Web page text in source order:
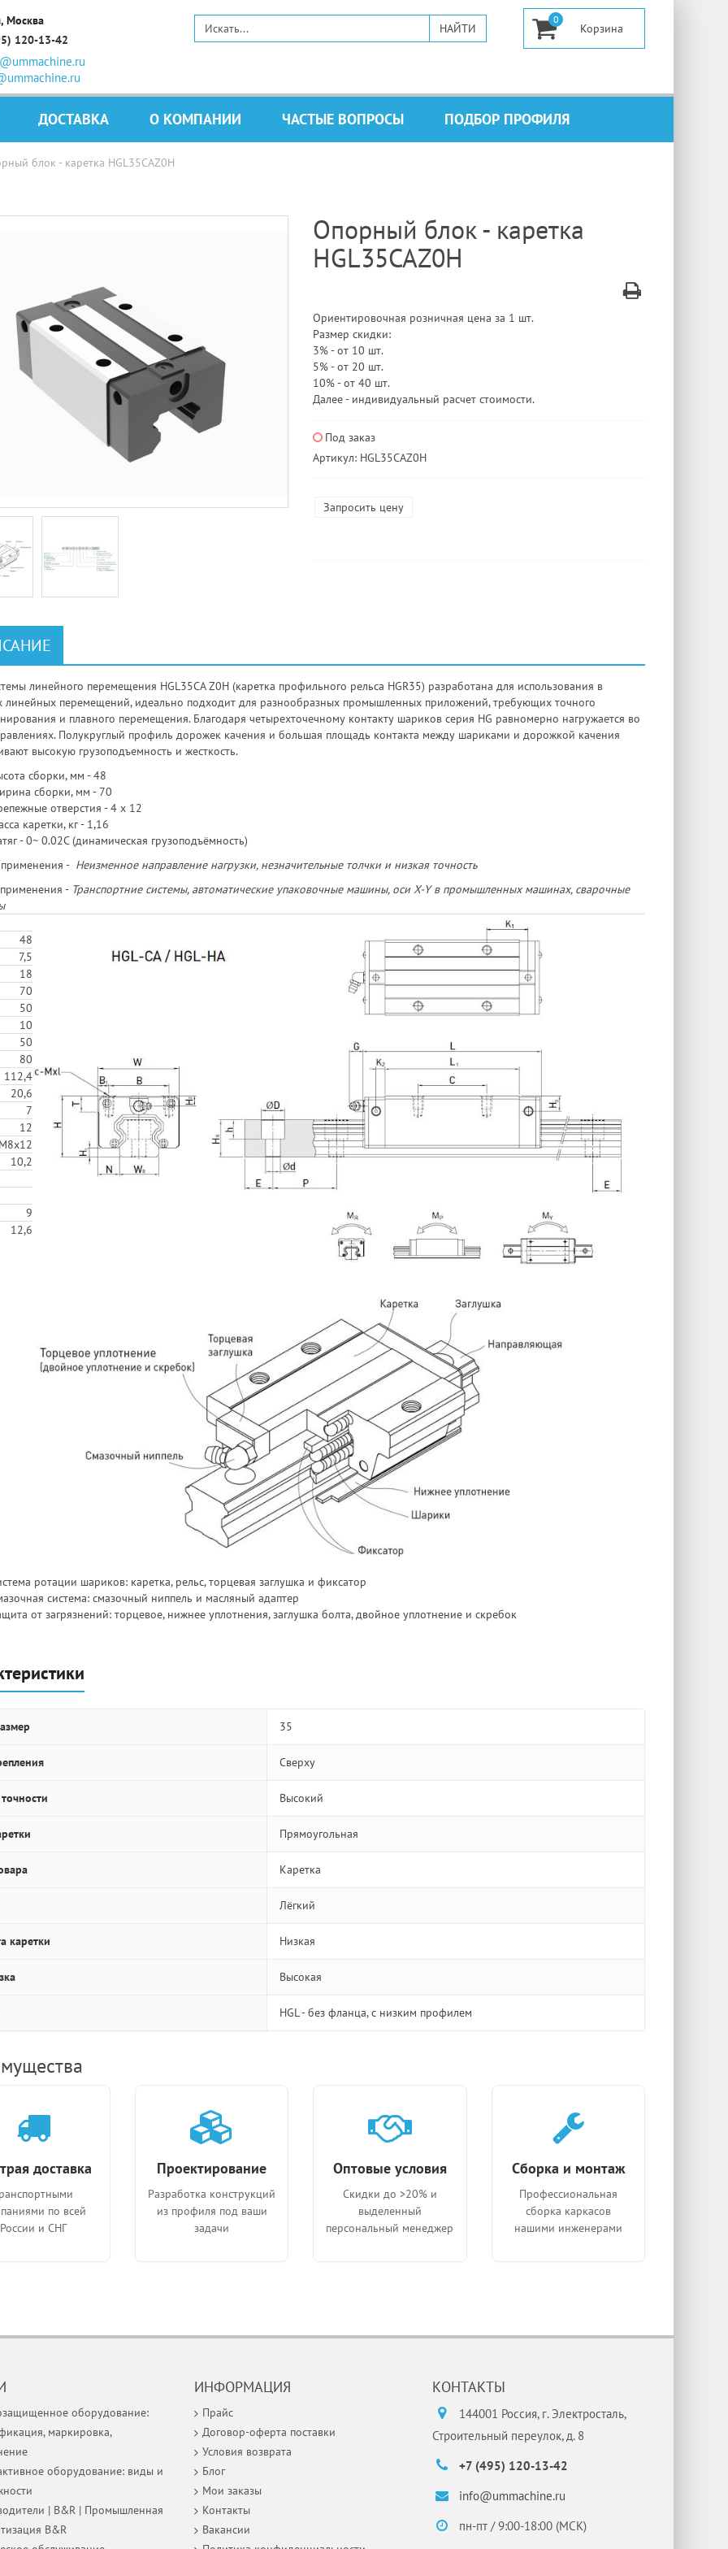
Москва
120-13-42
0
ДОСТАВКА О КОМПАНИИ ЧАСТЫЕ ВОПРОСЫ ПОДБОР ПРОФИЛЯ
блок - каретка HGL35CAZ0H
Опорный блок - каретка
HGL35CAZ0H
Ориентировочная розничная цена за 1 шт.
Размер скидки:
3% - от 10 шт.
5% - от 20 шт.
10% - от 40 шт.
Далее - индивидуальный расчет стоимости.
Под заказ
Артикул: HGL35CAZ0H
Запросить цену
линейного перемещения HGL35CA Z0H (каретка профильного рельса HGR35) разработана для использования в
линейных перемещений, идеально подходит для разнообразных промышленных приложений, требующих точного
и плавного перемещения. Благодаря четырехточечному контакту шариков серия HG равномерно нагружается во
Полукруглый профиль дорожек качения и большая площадь контакта между шариками и дорожкой качения
высокую грузоподъемность и жесткость.
сборки, мм - 48
сборки, мм - 70
отверстия - 4 х 12
каретки, кг - 1,16
- 0~ 0.02C (динамическая грузоподъёмность)
- Неизменное направление нагрузки, незначительные толчки и низкая точность
- Транспортние системы, автоматические упаковочные машины, оси X-Y в промышленных машинах, сварочные
48
7,5
18
70
50
10
50
80
112,4
20,6
7
12
M8x12
10,2
9
12,6
ротации шариков: каретка, рельс, торцевая заглушка и фиксатор
система: смазочный ниппель и масляный адаптер
от загрязнений: торцевое, нижнее уплотнения, заглушка болта, двойное уплотнение и скребок
35
Сверху
Высокий
Прямоугольная
Каретка
Лёгкий
каретки Низкая
Высокая
HGL - без фланца, с низким профилем
доставка
по всей
России и СНГ
Проектирование
Разработка конструкций
из профиля под ваши
задачи
Оптовые условия
Скидки до >20% и
выделенный
персональный менеджер
Сборка и монтаж
Профессиональная
сборка каркасов
нашими инженерами
оборудование:
маркировка,
оборудование: виды и
| B&R | Промышленная
B&R
ИНФОРМАЦИЯ
Прайс
Договор-оферта поставки
Условия возврата
Блог
Мои заказы
Контакты
Вакансии
КОНТАКТЫ
144001 Россия, г. Электросталь,
Строительный переулок, д. 8
+7 (495) 120-13-42
info@ummachine.ru
пн-пт / 9:00-18:00 (МСК)